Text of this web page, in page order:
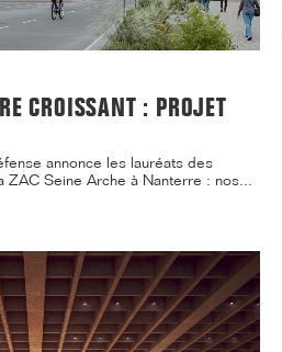
CROISSANT : PROJET
annonce les lauréats des
Seine Arche à Nanterre : nos...